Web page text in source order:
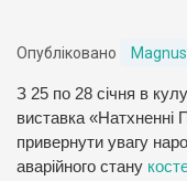
Опубліковано Magnus
З 25 по 28 січня в
виставка «Натхненні
привернути увагу
аварійного стану